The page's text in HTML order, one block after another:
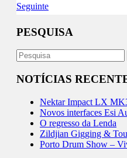
Seguinte
PESQUISA
NOTÍCIAS
Nektar Impact LX
Novos interfaces Esi
O regresso da Lenda
Zildjian Gigging &
Porto Drum Show –